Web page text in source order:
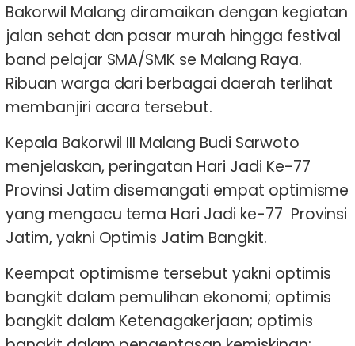
Bakorwil Malang diramaikan dengan kegiatan
jalan sehat dan pasar murah hingga festival
band pelajar SMA/SMK se Malang Raya.
Ribuan warga dari berbagai daerah terlihat
membanjiri acara tersebut.
Kepala Bakorwil III Malang Budi Sarwoto
menjelaskan, peringatan Hari Jadi Ke-77
Provinsi Jatim disemangati empat optimisme
yang mengacu tema Hari Jadi ke-77 Provinsi
Jatim, yakni Optimis Jatim Bangkit.
Keempat optimisme tersebut yakni optimis
bangkit dalam pemulihan ekonomi; optimis
bangkit dalam Ketenagakerjaan; optimis